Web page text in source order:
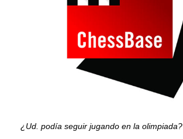
¿Ud. podía seguir jugando en la olimpiada?